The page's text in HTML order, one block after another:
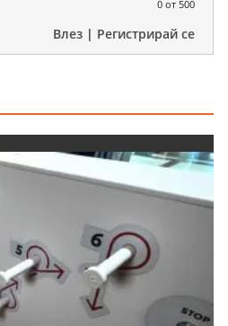
0 от 500
Влез | Регистрирай се